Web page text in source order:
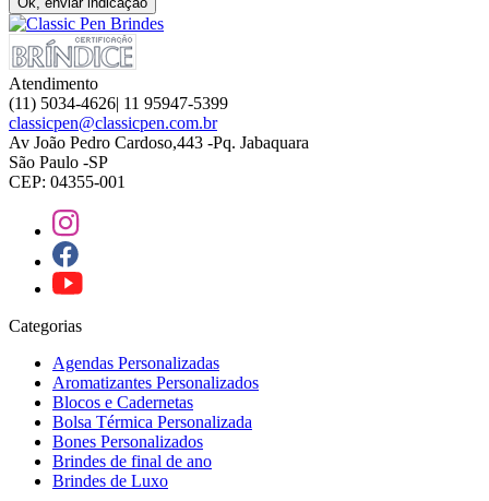
Atendimento
(11) 5034-4626| 11 95947-5399
classicpen@classicpen.com.br
Av João Pedro Cardoso,443 -Pq. Jabaquara
São Paulo -SP
CEP: 04355-001
Categorias
Agendas Personalizadas
Aromatizantes Personalizados
Blocos e Cadernetas
Bolsa Térmica Personalizada
Bones Personalizados
Brindes de final de ano
Brindes de Luxo